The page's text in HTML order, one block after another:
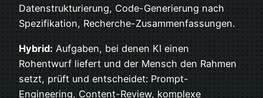
Datenstrukturierung, Code-Generierung nach
Spezifikation, Recherche-Zusammenfassungen.
Hybrid: Aufgaben, bei denen KI einen
Rohentwurf liefert und der Mensch den Rahmen
setzt, prüft und entscheidet: Prompt-
Engineering, Content-Review, komplexe